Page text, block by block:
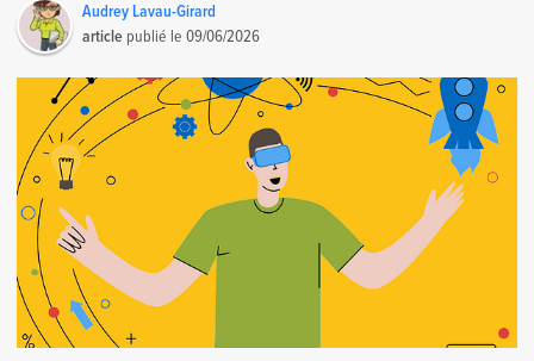
Audrey Lavau-Girard
article publié le09/06/2026